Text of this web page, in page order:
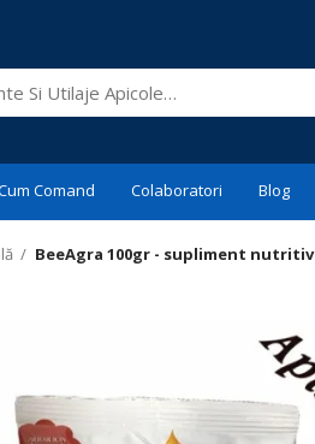
Comand Colaboratori Blog
/ BeeAgra 100gr - supliment nutritiv